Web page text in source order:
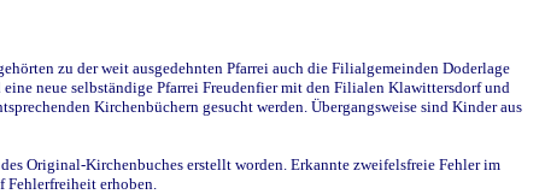
zu der weit ausgedehnten Pfarrei auch die Filialgemeinden Doderlage
neue selbständige Pfarrei Freudenfier mit den Filialen Klawittersdorf und
Kirchenbüchern gesucht werden. Übergangsweise sind Kinder aus
Original-Kirchenbuches erstellt worden. Erkannte zweifelsfreie Fehler im
erhoben.